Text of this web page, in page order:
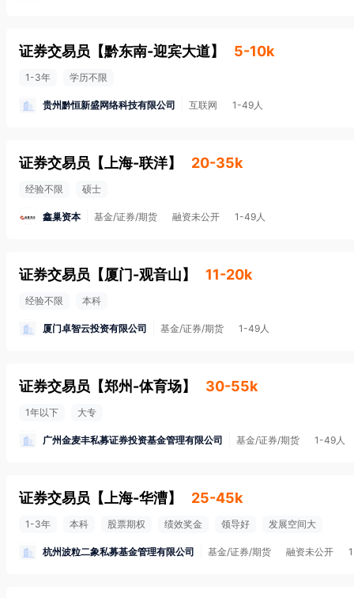
证券交易员 【黔东南-迎宾大道】 5-10k
1-3年 学历不限
贵州黔恒新盛网络科技有限公司 互联网 1-49人
证券交易员 【 上海-联洋】 20-35k
经验不限 硕士
鑫巢资本 基金/证券/期货 融资未公开 1-49人
证券交易员 【厦门-观音山】 11-20k
经验不限 本科
厦门卓智云投资有限公司 基金/证券/期货 1-49人
证券交易员 【郑州-体育场】 30-55k
1年以下 大专
广州金麦丰私募证券投资基金管理有限公司 基金/证券/期货 1-49人
证券交易员 【 上海-华漕】 25-45k
1-3年 本科 股票期权 绩效奖金 领导好 发展空间大
杭州波粒二象私募基金管理有限公司 基金/证券/期货 融资未公开